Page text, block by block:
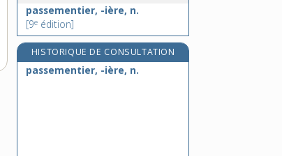
passementier, -ière, n.
[9e édition]
HISTORIQUE DE CONSULTATION
passementier, -ière, n.